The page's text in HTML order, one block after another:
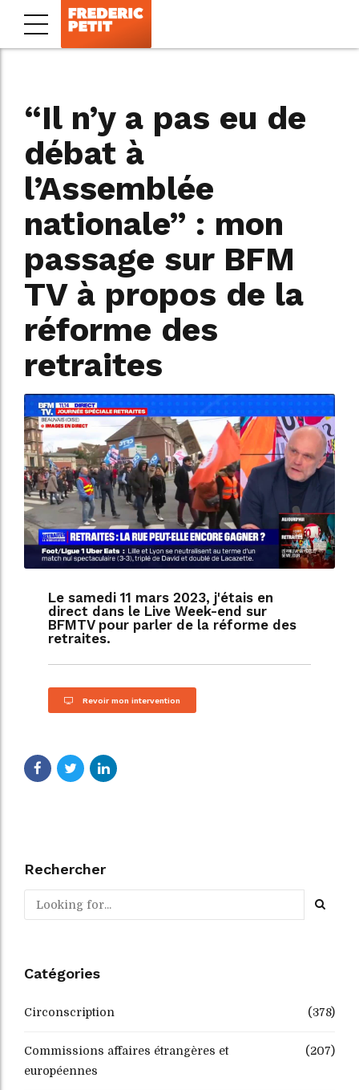
“Il n’y a pas eu de
débat à
l’Assemblée
nationale” : mon
passage sur BFM
TV à propos de la
réforme des
retraites
Le samedi 11 mars 2023, j'étais en
direct dans le Live Week-end sur
BFMTV pour parler de la réforme des
retraites.
Revoir mon intervention
Rechercher
Catégories
Circonscription (378)
Commissions affaires étrangères et
européennes
(207)